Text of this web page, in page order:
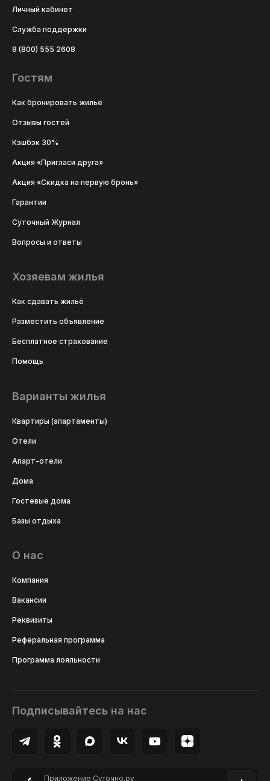
Личный кабинет
Служба поддержки
8 (800) 555 2608
Гостям
Как бронировать жильё
Отзывы гостей
Кэшбэк 30%
Акция «Пригласи друга»
Акция «Скидка на первую бронь»
Гарантии
Суточный Журнал
Вопросы и ответы
Хозяевам жилья
Как сдавать жильё
Разместить объявление
Бесплатное страхование
Помощь
Варианты жилья
Квартиры (апартаменты)
Отели
Апарт-отели
Дома
Гостевые дома
Базы отдыха
О нас
Компания
Вакансии
Реквизиты
Реферальная программа
Программа лояльности
Подписывайтесь на нас
Приложение Суточно.ру